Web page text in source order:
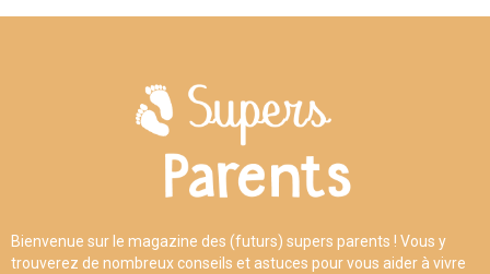
Bienvenue sur le magazine des (futurs) supers parents ! Vous y
trouverez de nombreux conseils et astuces pour vous aider à vivre